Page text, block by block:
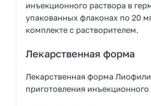
инъекционного раствора в
упакованных флаконах по 20
комплекте с растворителем.
Лекарственная форма
Лекарственная форма
приготовления инъекционного